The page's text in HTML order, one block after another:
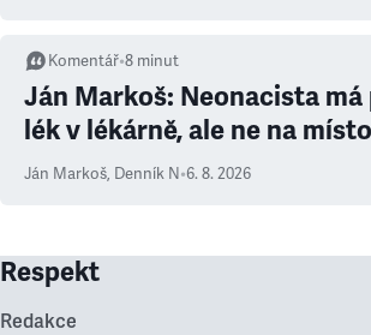
Komentář•8 minut
Ján Markoš: Neonacista má
lék v lékárně, ale ne na
Ján Markoš, Denník N•6. 8. 2026
Respekt
Redakce